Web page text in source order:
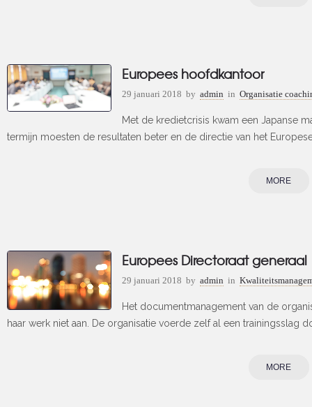
Europees hoofdkantoor
29 januari 2018 by admin in Organisatie
Met de kredietcrisis kwam een Japanse
termijn moesten de resultaten beter en de directie van het
MORE
Europees Directoraat generaal
29 januari 2018 by admin in
Het documentmanagement van de
haar werk niet aan. De organisatie voerde zelf al een trainingsslag
MORE